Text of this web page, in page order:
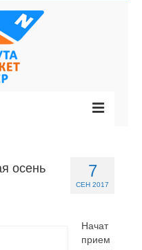
7
СЕН 2017
осень
Начат
прием